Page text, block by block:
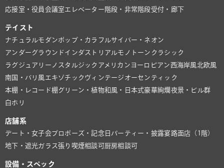
応接室・役員会議室 エレベーター階段・非常階段受付・廊下
テイスト
ナチュラルモダンポップ・カラフルサイバー・ネオン
アンダーグラウンド インダストリアルモノトーン クラシック
ラグジュアリー ノスタルジック アメリカン ヨーロピアン西海岸風 北欧風
南国・バリ風 エキゾチック ヴィンテージ オーセンティック
本棚・レコード棚グリーン・植物和風・日本式豪華絢爛夜景・ビル群
白ホリ
店舗系
デート・女子会プロポーズ・記念日 パーティー・披露宴路面店（1階）
地下・遮光ガラス張り 喫煙相談可厨房相談可
設備・スペック